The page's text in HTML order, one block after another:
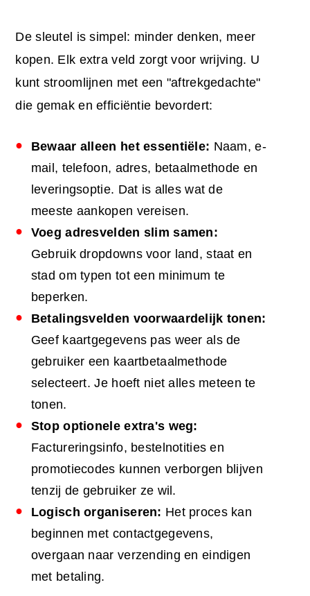
De sleutel is simpel: minder denken, meer
kopen. Elk extra veld zorgt voor wrijving. U
kunt stroomlijnen met een "aftrekgedachte"
die gemak en efficiëntie bevordert:
Bewaar alleen het essentiële: Naam, e-
mail, telefoon, adres, betaalmethode en
leveringsoptie. Dat is alles wat de
meeste aankopen vereisen.
Voeg adresvelden slim samen:
Gebruik dropdowns voor land, staat en
stad om typen tot een minimum te
beperken.
Betalingsvelden voorwaardelijk tonen:
Geef kaartgegevens pas weer als de
gebruiker een kaartbetaalmethode
selecteert. Je hoeft niet alles meteen te
tonen.
Stop optionele extra's weg:
Factureringsinfo, bestelnotities en
promotiecodes kunnen verborgen blijven
tenzij de gebruiker ze wil.
Logisch organiseren: Het proces kan
beginnen met contactgegevens,
overgaan naar verzending en eindigen
met betaling.